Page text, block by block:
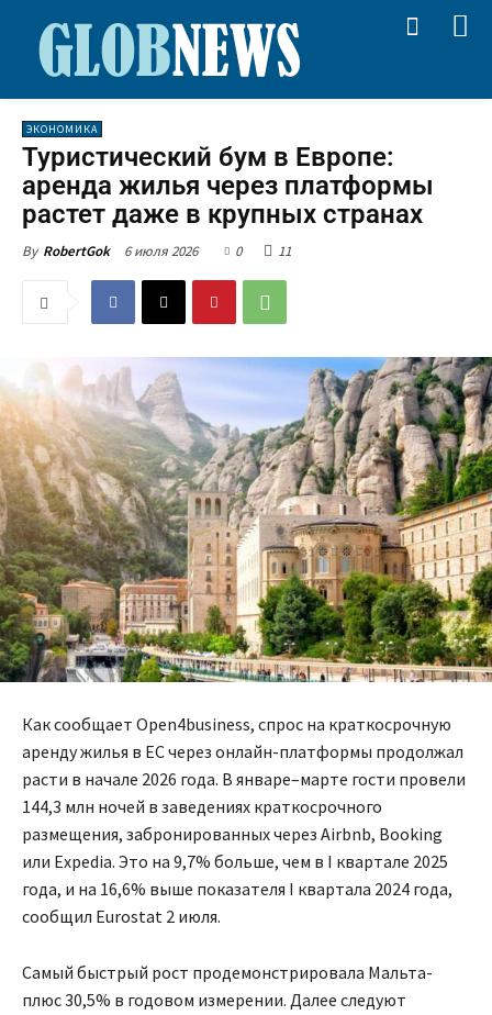
ЭКОНОМИКА
Туристический бум в Европе:
аренда жилья через платформы
растет даже в крупных странах
By RobertGok 6 июля 2026 0 11
Как сообщает Open4business, спрос на краткосрочную
аренду жилья в ЕС через онлайн-платформы продолжал
расти в начале 2026 года. В январе–марте гости провели
144,3 млн ночей в заведениях краткосрочного
размещения, забронированных через Airbnb, Booking
или Expedia. Это на 9,7% больше, чем в I квартале 2025
года, и на 16,6% выше показателя I квартала 2024 года,
сообщил Eurostat 2 июля.
Самый быстрый рост продемонстрировала Мальта-
плюс 30,5% в годовом измерении. Далее следуют